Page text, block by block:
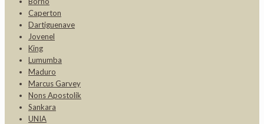
Caperton
Dartiguenave
Jovenel
King
Lumumba
Maduro
Marcus Garvey
Nons Apostolik
Sankara
UNIA